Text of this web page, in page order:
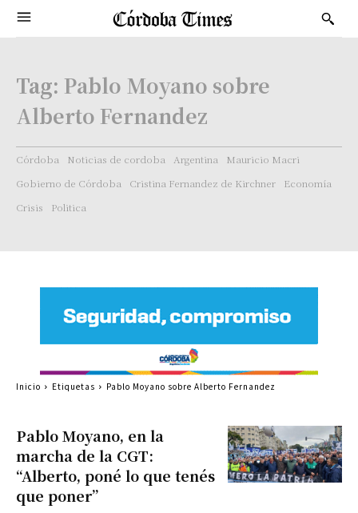
Tag: Pablo Moyano sobre
Alberto Fernandez
Córdoba Noticias de cordoba Argentina
Mauricio Macri
Gobierno de Córdoba
Cristina Fernandez de Kirchner
Economía
Crisis
Politica
Pablo Moyano, en la
marcha de la CGT:
“Alberto, poné lo que tenés
que poner”
Inicio Etiquetas Pablo Moyano sobre Alberto Fernandez